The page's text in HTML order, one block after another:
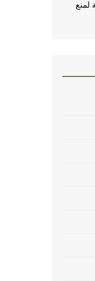
لمنع